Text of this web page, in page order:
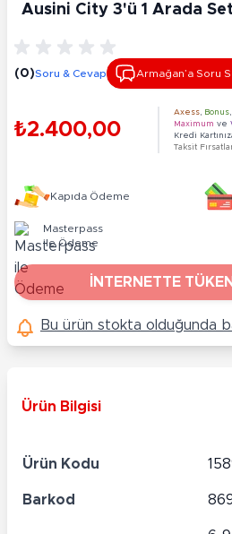
Ausini City 3'ü 1 Arada
(0)Soru & Cevap Armağan’a Soru
₺2.400,00
Axess Bonus
Maximum ve
Kredi
Taksit
Kapıda Ödeme
Masterpass
ile Ödeme
İNTERNETTE
Bu ürün stokta olduğunda
Ürün Bilgisi
Ürün Kodu
Barkod